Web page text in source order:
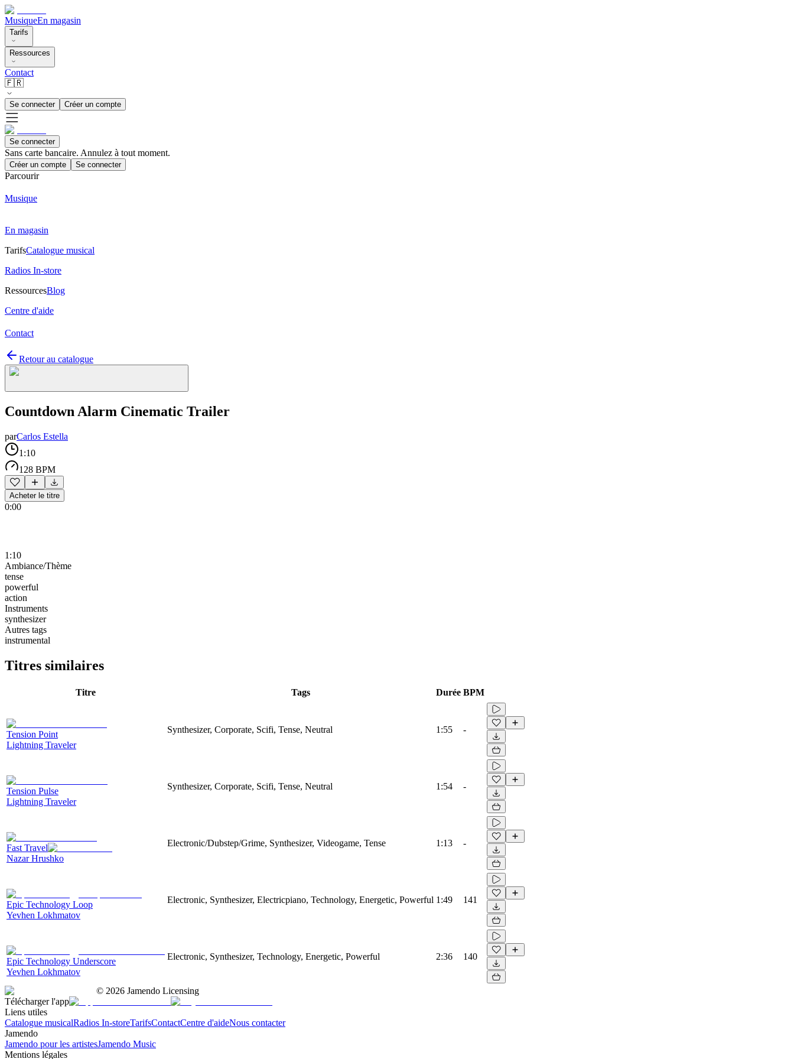
MusiqueEn magasin
Tarifs
Ressources
Contact
🇫🇷
Se connecter Créer un compte
Se connecter
Sans carte bancaire. Annulez à tout moment.
Créer un compte Se connecter
Parcourir
Musique
En magasin
TarifsCatalogue musical
Radios In-store
RessourcesBlog
Centre d'aide
Contact
Retour au catalogue
Countdown Alarm Cinematic Trailer
parCarlos Estella
1:10
128 BPM
Acheter le titre
0:00
1:10
Ambiance/Thème
tense
powerful
action
Instruments
synthesizer
Autres tags
instrumental
Titres similaires
Titre Tags Durée BPM
Tension Point
Lightning Traveler
Synthesizer, Corporate, Scifi, Tense, Neutral 1:55 -
Tension Pulse
Lightning Traveler
Synthesizer, Corporate, Scifi, Tense, Neutral 1:54 -
Fast Travel
Nazar Hrushko
Electronic/Dubstep/Grime, Synthesizer, Videogame, Tense 1:13 -
Epic Technology Loop
Yevhen Lokhmatov
Electronic, Synthesizer, Electricpiano, Technology, Energetic, Powerful 1:49 141
Epic Technology Underscore
Yevhen Lokhmatov
Electronic, Synthesizer, Technology, Energetic, Powerful 2:36 140
© 2026 Jamendo Licensing
Télécharger l'app
Liens utiles
Catalogue musicalRadios In-storeTarifsContactCentre d'aideNous contacter
Jamendo
Jamendo pour les artistesJamendo Music
Mentions légales